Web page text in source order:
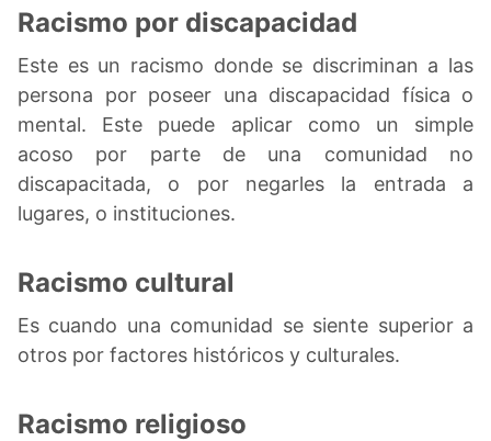
Racismo por discapacidad
Este es un racismo donde se discriminan a las
persona por poseer una discapacidad física o
mental. Este puede aplicar como un simple
acoso por parte de una comunidad no
discapacitada, o por negarles la entrada a
lugares, o instituciones.
Racismo cultural
Es cuando una comunidad se siente superior a
otros por factores históricos y culturales.
Racismo religioso